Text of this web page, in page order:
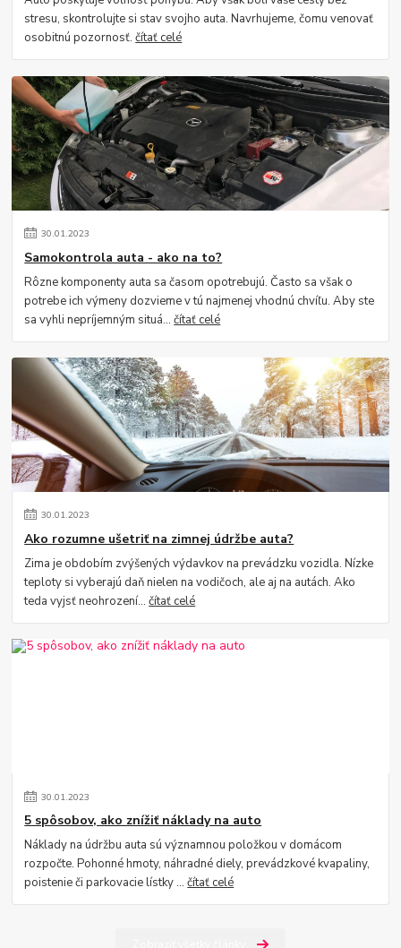
stresu, skontrolujte si stav svojho auta. Navrhujeme, čomu venovať
osobitnú pozornosť.čítať celé
30.01.2023
Samokontrola auta - ako na to?
Rôzne komponenty auta sa časom opotrebujú. Často sa však o
potrebe ich výmeny dozvieme v tú najmenej vhodnú chvíľu. Aby ste
sa vyhli nepríjemným situá...čítať celé
30.01.2023
Ako rozumne ušetriť na zimnej údržbe auta?
Zima je obdobím zvýšených výdavkov na prevádzku vozidla. Nízke
teploty si vyberajú daň nielen na vodičoch, ale aj na autách. Ako
teda vyjsť neohrození...čítať celé
30.01.2023
5 spôsobov, ako znížiť náklady na auto
Náklady na údržbu auta sú významnou položkou v domácom
rozpočte. Pohonné hmoty, náhradné diely, prevádzkové kvapaliny,
poistenie či parkovacie lístky ...čítať celé